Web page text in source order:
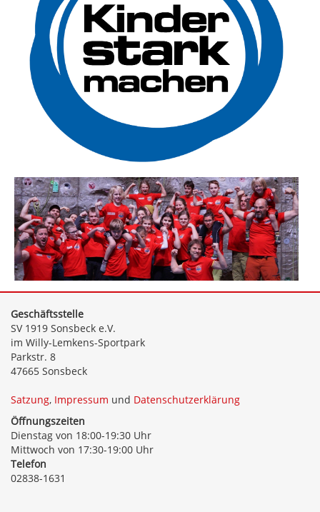
Geschäftsstelle
SV 1919 Sonsbeck e.V.
im Willy-Lemkens-Sportpark
Parkstr. 8
47665 Sonsbeck
Satzung, Impressum und Datenschutzerklärung
Öffnungszeiten
Dienstag von 18:00-19:30 Uhr
Mittwoch von 17:30-19:00 Uhr
Telefon
02838-1631